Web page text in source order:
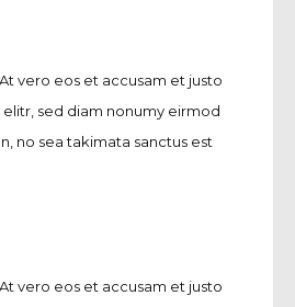
vero eos et accusam et justo
sed diam nonumy eirmod
no sea takimata sanctus est
vero eos et accusam et justo